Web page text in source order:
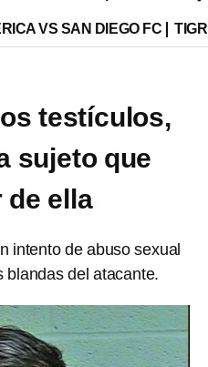
VS SAN DIEGO FC
testículos,
sujeto que
de ella
intento de abuso sexual
blandas del atacante.